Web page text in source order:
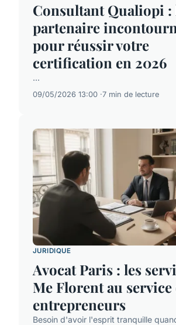
Consultant Qualiopi :
partenaire
pour réussir votre
certification en 2026
...
09/05/2026 13:00 7 min de lecture
JURIDIQUE
Avocat Paris : les
Me Florent au service
entrepreneurs
Besoin d'avoir l'esprit tranquille